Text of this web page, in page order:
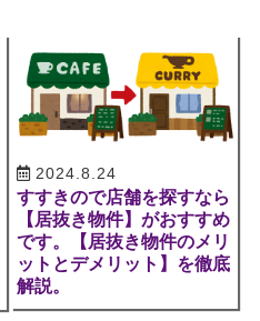
2024.8.24
すすきので店舗を探すなら
【居抜き物件】がおすすめ
です。【居抜き物件のメリ
ットとデメリット】を徹底
解説。